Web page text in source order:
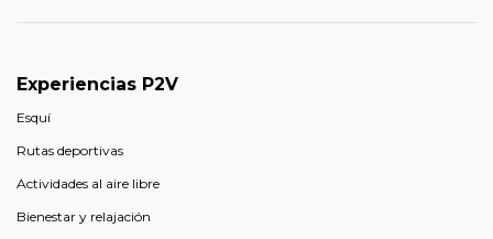
Experiencias P2V
Esquí
Rutas deportivas
Actividades al aire libre
Bienestar y relajación